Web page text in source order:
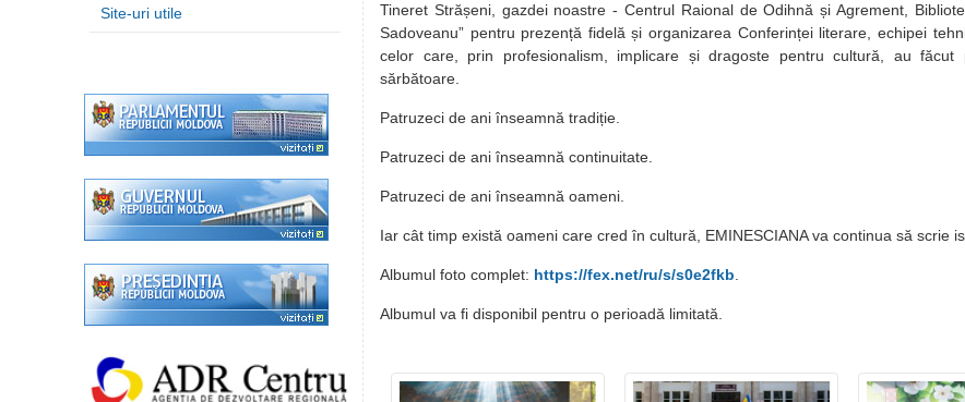
Site-uri utile
Tineret Strășeni, gazdei noastre - Centrul Raional de Odihnă și Agrement,
Sadoveanu” pentru prezență fidelă și organizarea Conferinței literare, echipei
celor care, prin profesionalism, implicare și dragoste pentru cultură, au făcut
sărbătoare.
Patruzeci de ani înseamnă tradiție.
Patruzeci de ani înseamnă continuitate.
Patruzeci de ani înseamnă oameni.
Iar cât timp există oameni care cred în cultură, EMINESCIANA va continua să scrie
Albumul foto complet: https://fex.net/ru/s/s0e2fkb
Albumul va fi disponibil pentru o perioadă limitată.